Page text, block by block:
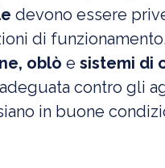
devono essere
di
, oblò e sistemi di
contro gli
in buone